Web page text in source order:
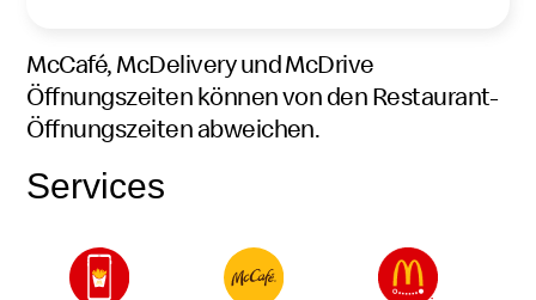
McCafé, McDelivery und McDrive
Öffnungszeiten können von den Restaurant-
Öffnungszeiten abweichen.
Services